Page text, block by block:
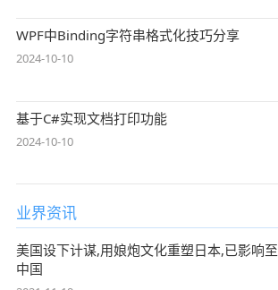
WPF中Binding字符串格式化技巧分享
2024-10-10
基于C#实现文档打印功能
2024-10-10
业界资讯
美国设下计谋,用娘炮文化重塑日本,已影响至
中国